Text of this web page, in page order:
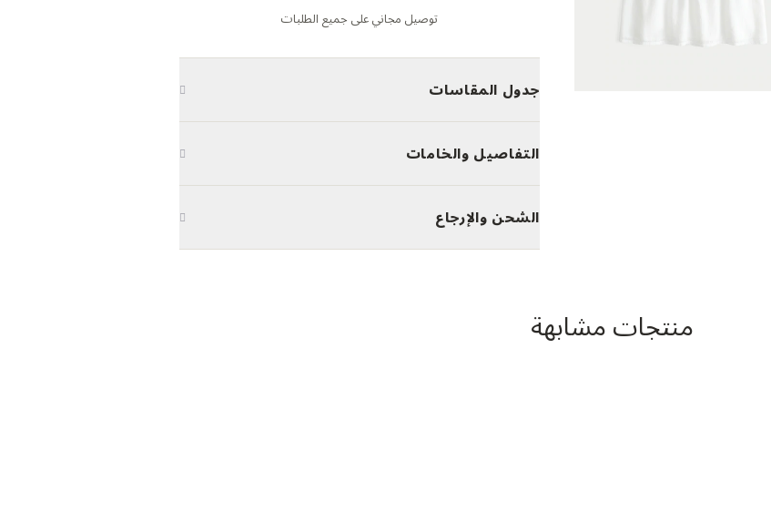
توصيل مجاني على جميع الطلبات
جدول المقاسات
التفاصيل والخامات
الشحن والإرجاع
منتجات مشابهة